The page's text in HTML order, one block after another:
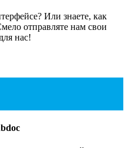
Или знаете, как
отправляте нам свои
нас!